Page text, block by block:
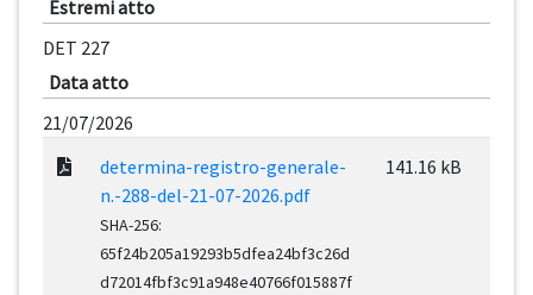
Estremi atto
DET 227
Data atto
21/07/2026
determina-registro-generale-
n.-288-del-21-07-2026.pdf
SHA-256:
65f24b205a19293b5dfea24bf3c26d
d72014fbf3c91a948e40766f015887f
141.16 kB